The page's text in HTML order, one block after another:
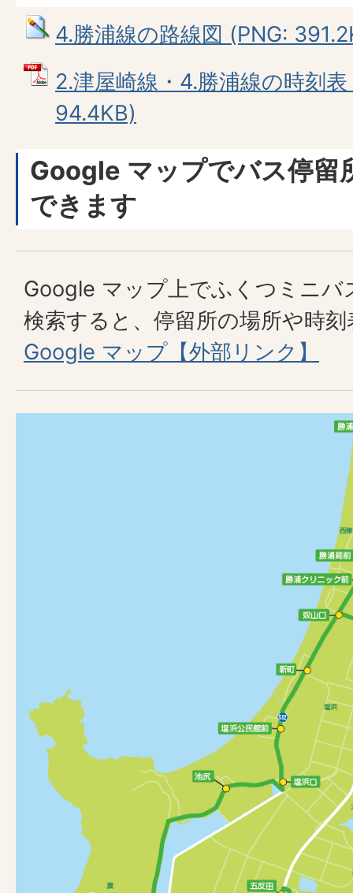
4.勝浦線の路線図 (PNG:
2.津屋崎線・4.勝浦線の時刻
94.4KB)
Google マップでバス停留
できます
Google マップ上でふくつミニバ
検索すると、停留所の場所や時
Google マップ【外部リンク】